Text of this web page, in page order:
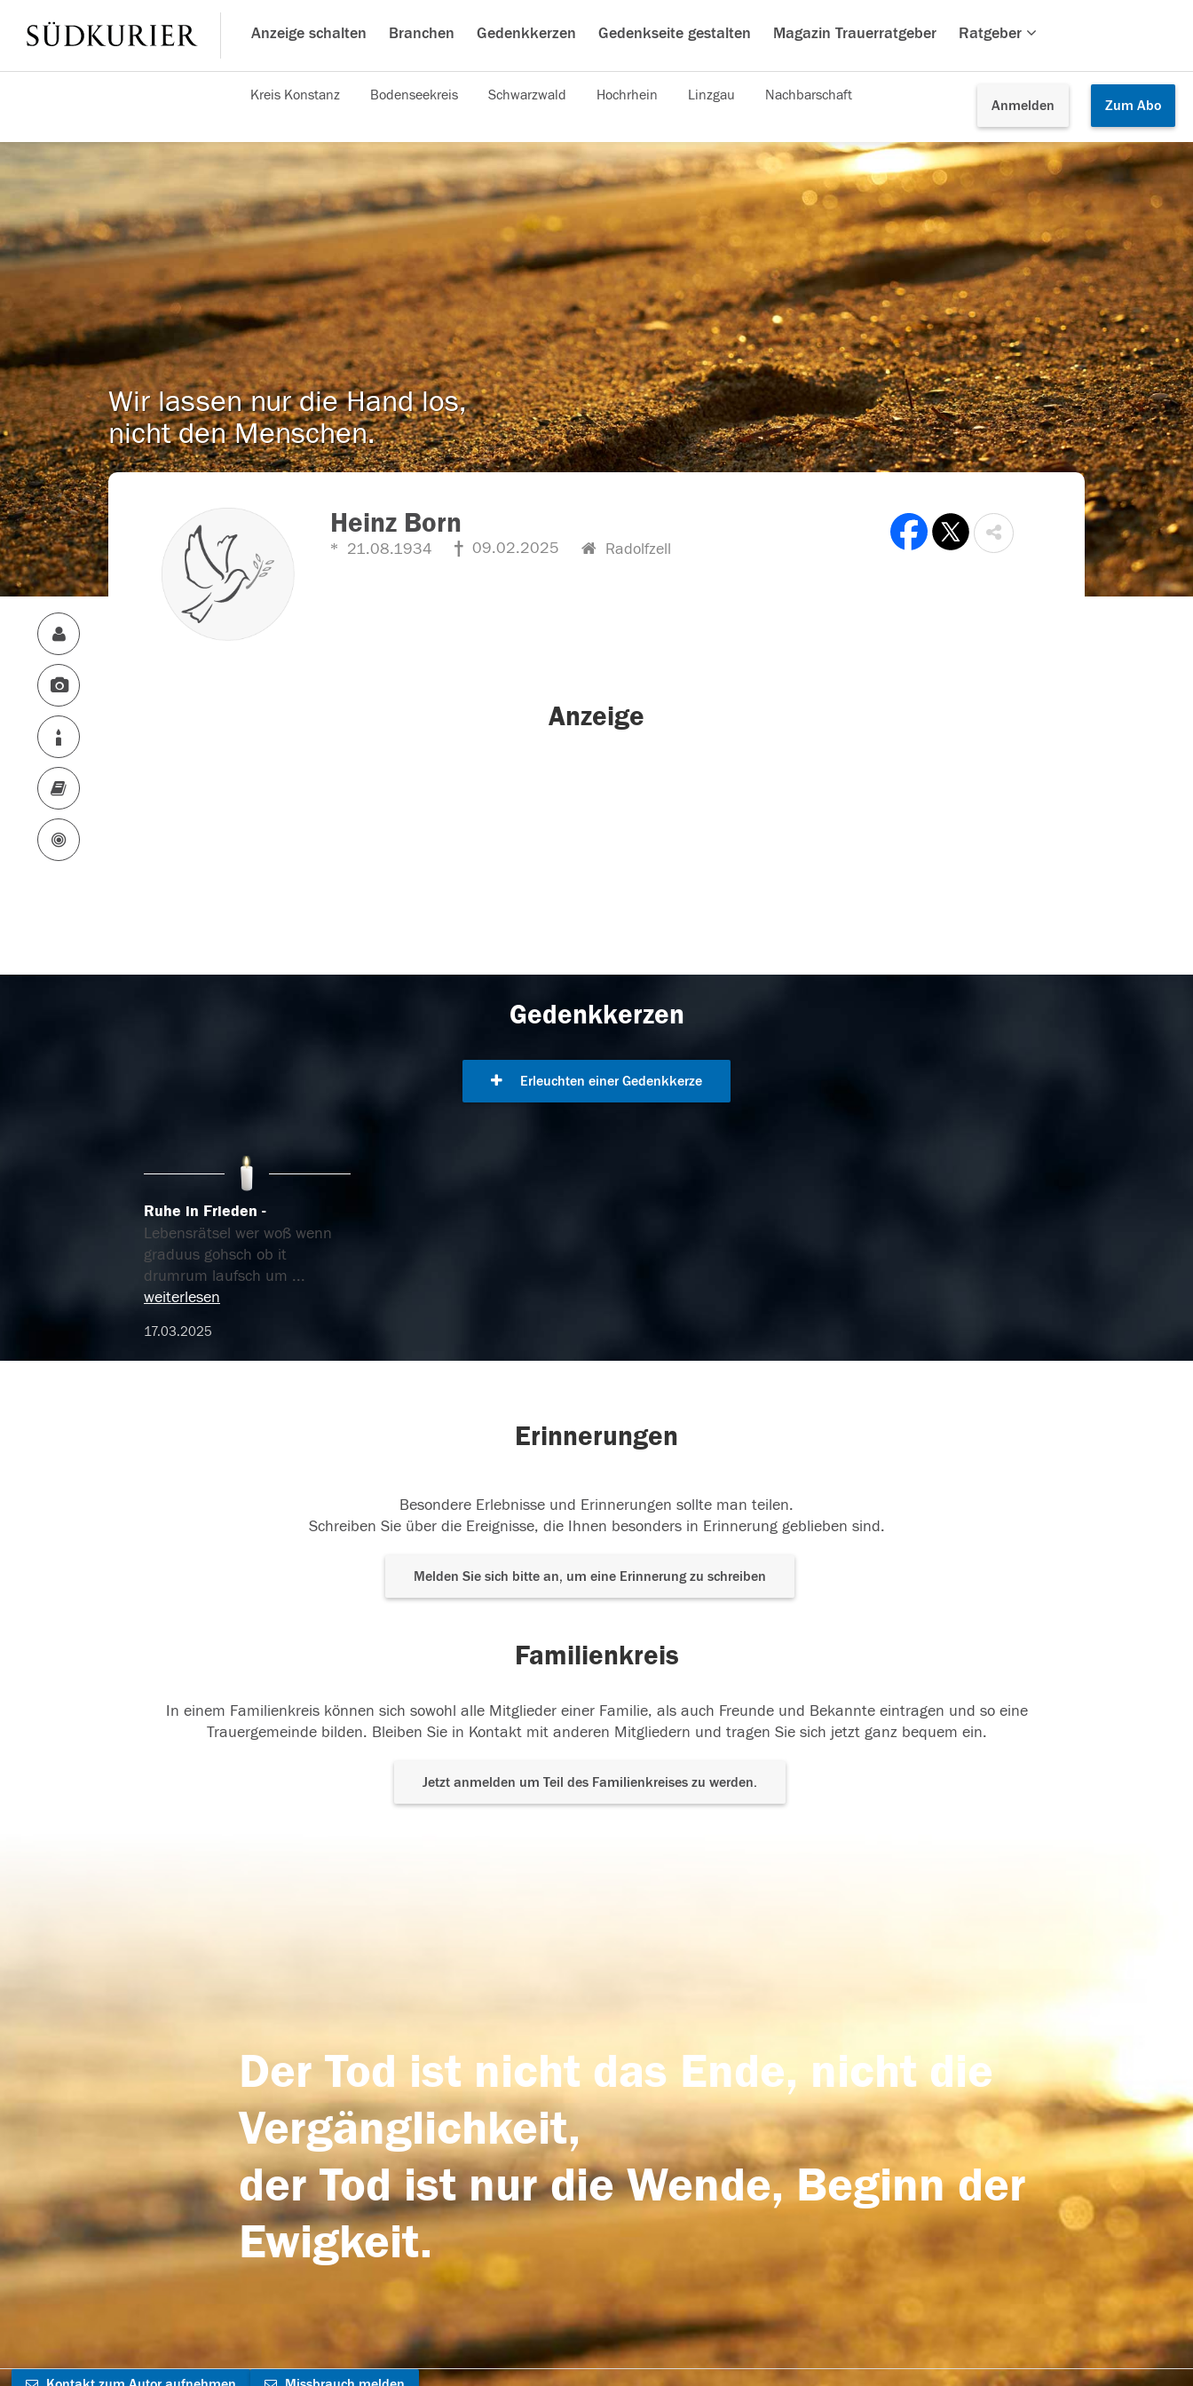
Anzeige schalten Branchen Gedenkkerzen Gedenkseite gestalten Magazin Trauerratgeber Ratgeber
Anmelden Zum Abo
Kreis Konstanz Bodenseekreis Schwarzwald Hochrhein Linzgau Nachbarschaft
Wir lassen nur die Hand los,
nicht den Menschen.
Heinz Born
21.08.1934 09.02.2025 Radolfzell
Anzeige
Gedenkkerzen
Erleuchten einer Gedenkkerze
Ruhe in Frieden
Lebensrätsel wer woß wenn
graduus gohsch ob it
drumrum laufsch um ...
weiterlesen
17.03.2025
Erinnerungen
Besondere Erlebnisse und Erinnerungen sollte man teilen.
Schreiben Sie über die Ereignisse, die Ihnen besonders in Erinnerung geblieben sind.
Melden Sie sich bitte an, um eine Erinnerung zu schreiben
Familienkreis
In einem Familienkreis können sich sowohl alle Mitglieder einer Familie, als auch Freunde und Bekannte eintragen und so eine
Trauergemeinde bilden. Bleiben Sie in Kontakt mit anderen Mitgliedern und tragen Sie sich jetzt ganz bequem ein.
Jetzt anmelden um Teil des Familienkreises zu werden.
Der Tod ist nicht das Ende, nicht die
Vergänglichkeit,
der Tod ist nur die Wende, Beginn der
Ewigkeit.